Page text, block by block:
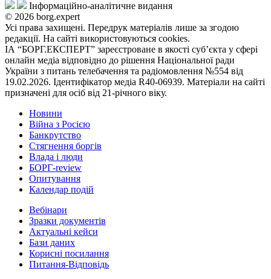
Інформаційно-аналітичне видання
© 2026 borg.expert
Усі права захищені. Передрук матеріалів лише за згодою
редакції. На сайті використовуються cookies.
ІА “БОРГ.ЕКСПЕРТ” зареєстроване в якості суб’єкта у сфері
онлайн медіа відповідно до рішення Національної ради
України з питань телебачення та радіомовлення №554 від
19.02.2026. Ідентифікатор медіа R40-06939. Матеріали на сайті
призначені для осіб від 21-річного віку.
Новини
Війна з Росією
Банкрутство
Стягнення боргiв
Влада i люди
БОРГ-review
Опитування
Календар подій
Вебінари
Зразки документів
Актуальні кейси
Бази даних
Корисні посилання
Питання-Відповідь